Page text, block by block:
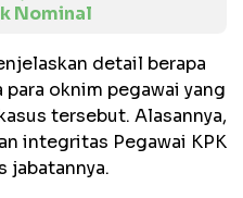
Nominal
detail berapa
oknim pegawai yang
tersebut. Alasannya,
integritas Pegawai KPK
jabatannya.